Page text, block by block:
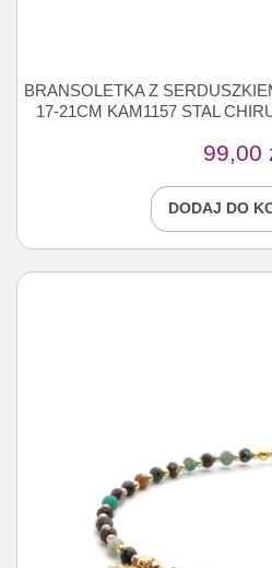
BRANSOLETKA Z
17-21CM KAM1157 STAL
99,00
DODAJ DO